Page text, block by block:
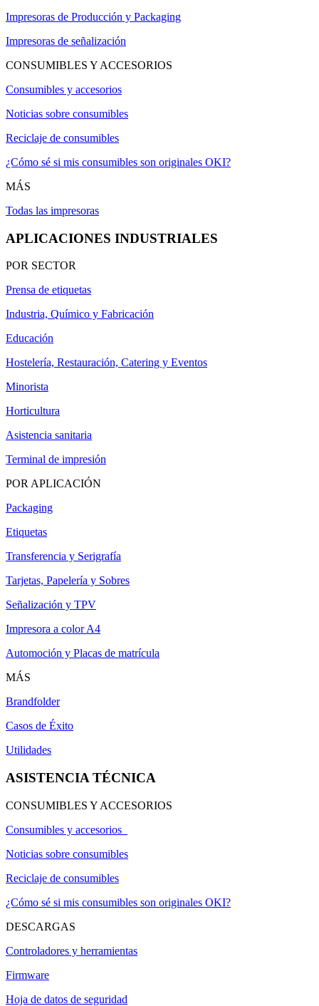
Impresoras de Producción y Packaging
Impresoras de señalización
CONSUMIBLES Y ACCESORIOS
Consumibles y accesorios
Noticias sobre consumibles
Reciclaje de consumibles
¿Cómo sé si mis consumibles son originales OKI?
MÁS
Todas las impresoras
APLICACIONES INDUSTRIALES
POR SECTOR
Prensa de etiquetas
Industria, Químico y Fabricación
Educación
Hostelería, Restauración, Catering y Eventos
Minorista
Horticultura
Asistencia sanitaria
Terminal de impresión
POR APLICACIÓN
Packaging
Etiquetas
Transferencia y Serigrafía
Tarjetas, Papelería y Sobres
Señalización y TPV
Impresora a color A4
Automoción y Placas de matrícula
MÁS
Brandfolder
Casos de Éxito
Utilidades
ASISTENCIA TÉCNICA
CONSUMIBLES Y ACCESORIOS
Consumibles y accesorios
Noticias sobre consumibles
Reciclaje de consumibles
¿Cómo sé si mis consumibles son originales OKI?
DESCARGAS
Controladores y herramientas
Firmware
Hoja de datos de seguridad